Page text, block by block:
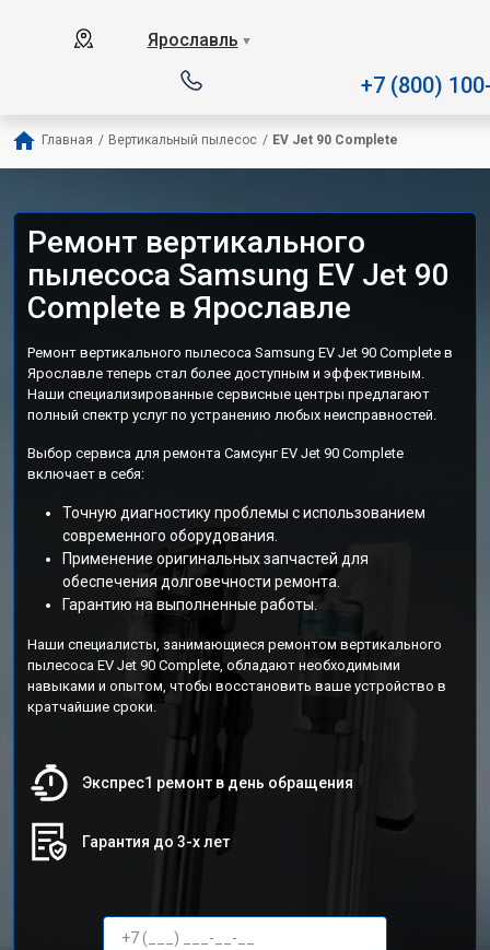
Ярославль ▼
+7 (800)
Главная / Вертикальный пылесос / EV Jet 90 Complete
Ремонт вертикального
пылесоса Samsung EV Jet 90
Complete в Ярославле
Ремонт вертикального пылесоса Samsung EV Jet 90 Complete в
Ярославле теперь стал более доступным и эффективным.
Наши специализированные сервисные центры предлагают
полный спектр услуг по устранению любых неисправностей.
Выбор сервиса для ремонта Самсунг EV Jet 90 Complete
включает в себя:
Точную диагностику проблемы с использованием
современного оборудования.
Применение оригинальных запчастей для
обеспечения долговечности ремонта.
Гарантию на выполненные работы.
Наши специалисты, занимающиеся ремонтом вертикального
пылесоса EV Jet 90 Complete, обладают необходимыми
навыками и опытом, чтобы восстановить ваше устройство в
кратчайшие сроки.
Экспрес1 ремонт в день обращения
Гарантия до 3-х лет